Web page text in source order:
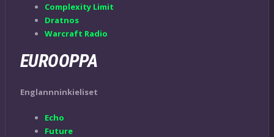
Complexity Limit
Dratnos
Warcraft Radio
EUROOPPA
Englannninkieliset
Echo
Future